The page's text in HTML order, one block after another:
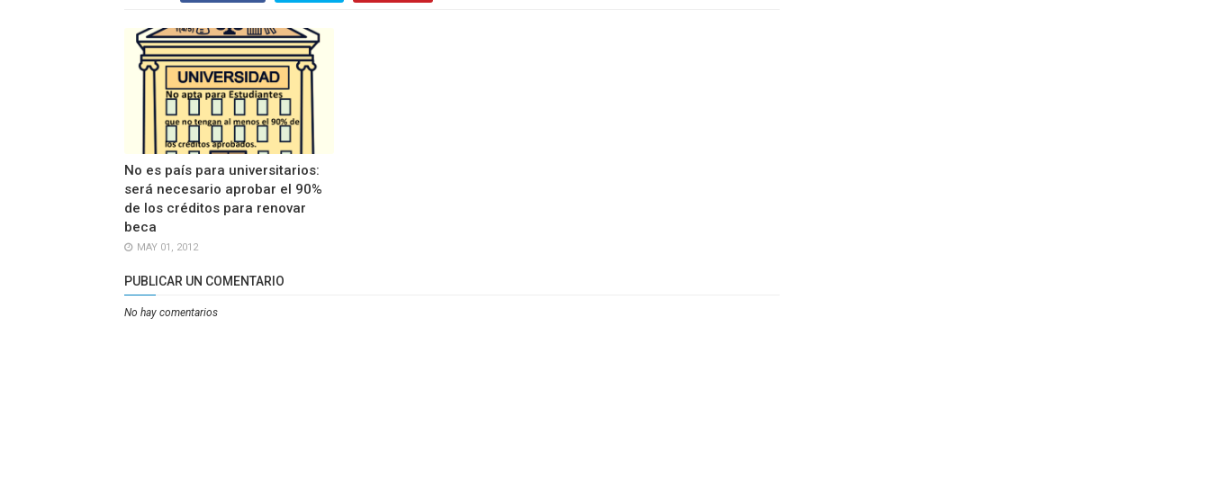
No es país para universitarios:
será necesario aprobar el 90%
de los créditos para renovar
beca
MAY 01, 2012
PUBLICAR UN COMENTARIO
No hay comentarios